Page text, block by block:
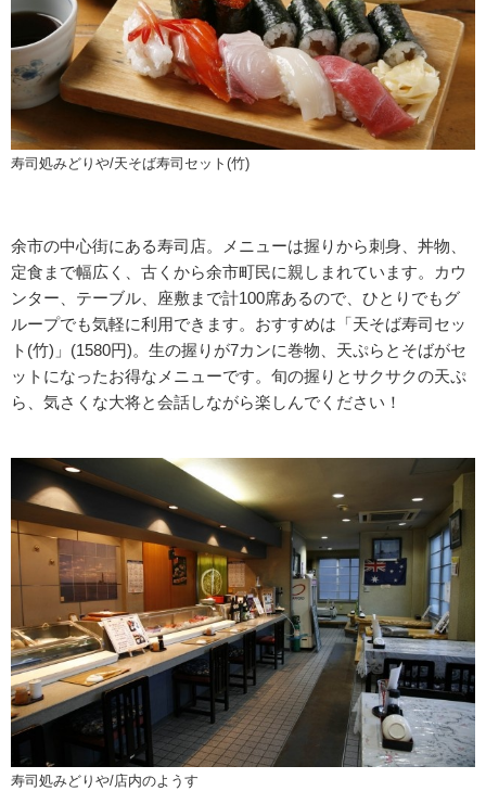
寿司処みどりや/天そば寿司セット(竹)
余市の中心街にある寿司店。メニューは握りから刺身、丼物、
定食まで幅広く、古くから余市町民に親しまれています。カウ
ンター、テーブル、座敷まで計100席あるので、ひとりでもグ
ループでも気軽に利用できます。おすすめは「天そば寿司セッ
ト(竹)」(1580円)。生の握りが7カンに巻物、天ぷらとそばがセ
ットになったお得なメニューです。旬の握りとサクサクの天ぷ
ら、気さくな大将と会話しながら楽しんでください！
寿司処みどりや/店内のようす